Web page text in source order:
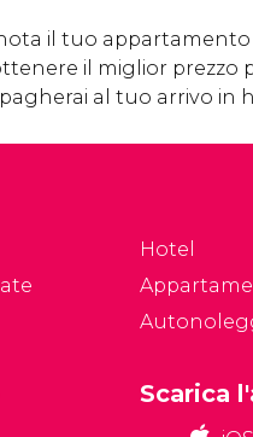
il tuo appartamento
il miglior prezzo
al tuo arrivo in
Hotel
Scarica